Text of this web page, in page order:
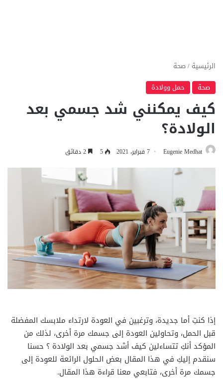
الرئيسية /صحة
صحة
حمل وولادة
كيف يمكنني شد جسمي بعد
الولادة؟
Eugenie Medhat 7 فبراير، 2021 5
إذا كنتِ أما جديدة، وترغبين في العودة لارتداء ملابسك المفضلة
قبل الحمل، وتحاولين العودة إلى جسمك مرة أخرى، لذلك من
المؤكد أنكِ تتساءلين كيف أشد جسمي بعد الولادة ؟ حسنا
سنقدم إليكِ في هذا المقال بعض الحلول الرائعة للعودة إلى
جسمك مرة أخرى، فتابعي معنا قراءة هذا المقال.